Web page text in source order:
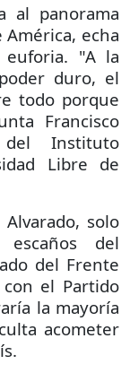
al panorama
América, echa
"A la
duro, el
todo porque
Francisco
del Instituto
Libre de
solo
del
del Frente
el Partido
la mayoría
acometer